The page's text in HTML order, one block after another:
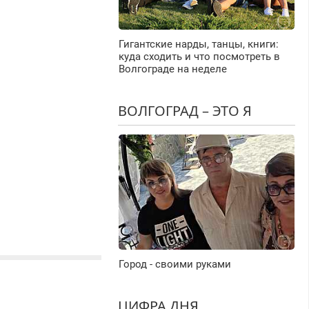
Гигантские нарды, танцы, книги:
куда сходить и что посмотреть в
Волгограде на неделе
ВОЛГОГРАД – ЭТО Я
Город - своими руками